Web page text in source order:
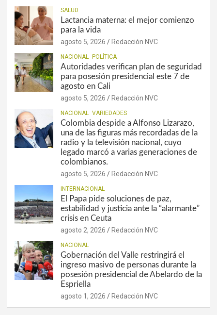
SALUD
Lactancia materna: el mejor comienzo
para la vida
agosto 5, 2026 Redacción NVC
NACIONAL POLÍTICA
Autoridades verifican plan de seguridad
para posesión presidencial este 7 de
agosto en Cali
agosto 5, 2026 Redacción NVC
NACIONAL VARIEDADES
Colombia despide a Alfonso Lizarazo,
una de las figuras más recordadas de la
radio y la televisión nacional, cuyo
legado marcó a varias generaciones de
colombianos.
agosto 5, 2026 Redacción NVC
INTERNACIONAL
El Papa pide soluciones de paz,
estabilidad y justicia ante la “alarmante”
crisis en Ceuta
agosto 2, 2026 Redacción NVC
NACIONAL
Gobernación del Valle restringirá el
ingreso masivo de personas durante la
posesión presidencial de Abelardo de la
Espriella
agosto 1, 2026 Redacción NVC